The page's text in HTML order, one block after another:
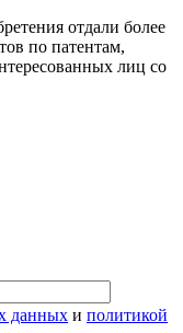
отдали более
по патентам,
лиц со
данных и политикой